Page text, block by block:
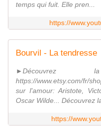
temps qui fuit. Elle pren...
https://
Bourvil - La tendresse
https://www.etsy.com/fr/
sur l'amour: Aristote,
Oscar Wilde... Découvrez
https://